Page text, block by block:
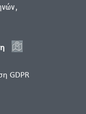
,
GDPR